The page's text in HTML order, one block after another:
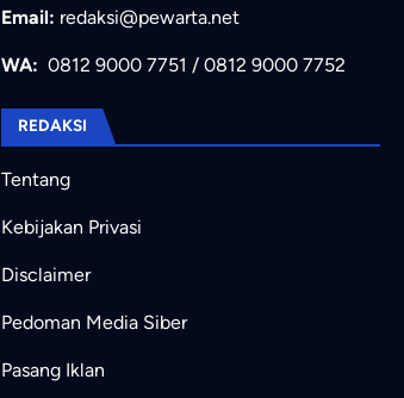
Email: redaksi@pewarta.net
WA: 0812 9000 7751 / 0812 9000 7752
REDAKSI
Tentang
Kebijakan Privasi
Disclaimer
Pedoman Media Siber
Pasang Iklan